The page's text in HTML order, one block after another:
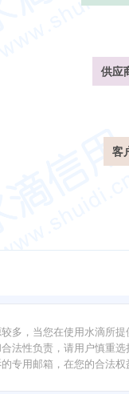
供应
客
多，当您在使用水滴所
法性负责，请用户慎重
的专用邮箱，在您的合法